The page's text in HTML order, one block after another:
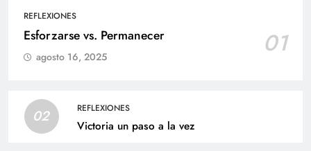
REFLEXIONES
Esforzarse vs. Permanecer 01
agosto 16, 2025
02 REFLEXIONES
Victoria un paso a la vez